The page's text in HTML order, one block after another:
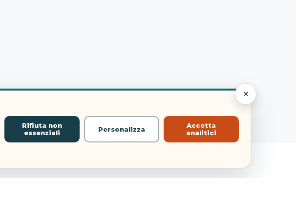
×
Rifiuta non
essenziali
Personalizza
Accetta
analitici